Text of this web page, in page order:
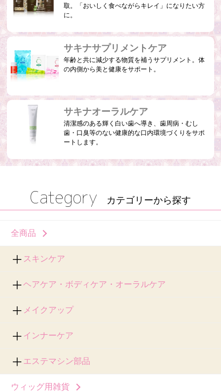
取。「おいしく食べながらキレイ」になりたい方
に。
サキナサプリメントケア
年齢と共に減少する物質を補うサプリメント。体
の内側から美と健康をサポート。
サキナオーラルケア
清潔感のある輝く白い歯へ導き、歯周病・むし
歯・口臭等のない健康的な口内環境づくりをサポ
ートします。
Category カテゴリーから探す
全商品
スキンケア
ヘアケア・ボディケア・オーラルケア
メイクアップ
インナーケア
エステマシン部品
ウィッグ用雑貨